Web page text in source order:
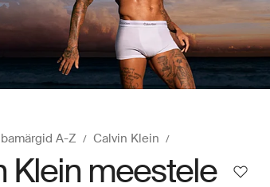
A-Z Calvin Klein
Klein meestele